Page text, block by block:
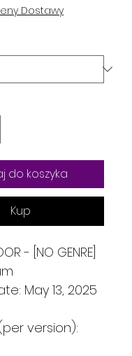
Dostawy
do koszyka
Kup
- [NO GENRE]
May 13, 2025
version):